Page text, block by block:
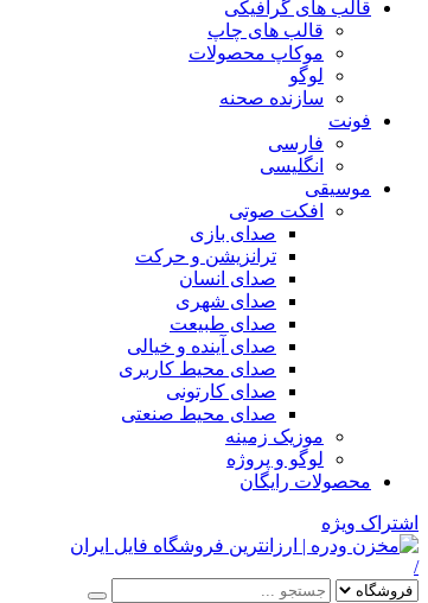
قالب های گرافیکی
قالب های چاپ
موکاپ محصولات
لوگو
سازنده صحنه
فونت
فارسی
انگلیسی
موسیقی
افکت صوتی
صدای بازی
ترانزیشن و حرکت
صدای انسان
صدای شهری
صدای طبیعت
صدای آینده و خیالی
صدای محیط کاربری
صدای کارتونی
صدای محیط صنعتی
موزیک زمینه
لوگو و پروژه
محصولات رایگان
اشتراک ویژه
/